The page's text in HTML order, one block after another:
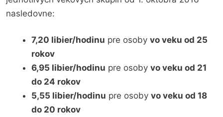
nasledovne:
7,20 libier/hodinu pre osoby vo veku od 25
rokov
6,95 libier/hodinu pre osoby vo veku od 21
do 24 rokov
5,55 libier/hodinu pre osoby vo veku od 18
do 20 rokov